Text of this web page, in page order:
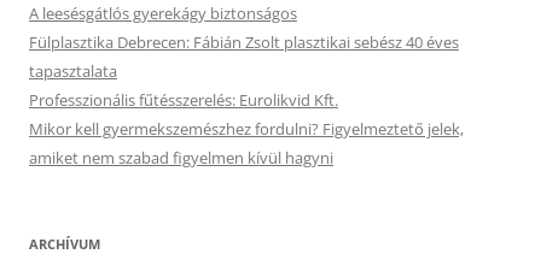
A leesésgátlós gyerekágy biztonságos
Fülplasztika Debrecen: Fábián Zsolt plasztikai sebész 40 éves
tapasztalata
Professzionális fűtésszerelés: Eurolikvid Kft.
Mikor kell gyermekszemészhez fordulni? Figyelmeztető jelek,
amiket nem szabad figyelmen kívül hagyni
ARCHÍVUM